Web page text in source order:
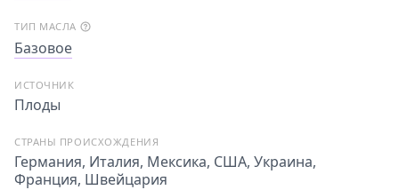
ТИП МАСЛА
Базовое
ИСТОЧНИК
Плоды
СТРАНЫ ПРОИСХОЖДЕНИЯ
Германия, Италия, Мексика, США, Украина,
Франция, Швейцария